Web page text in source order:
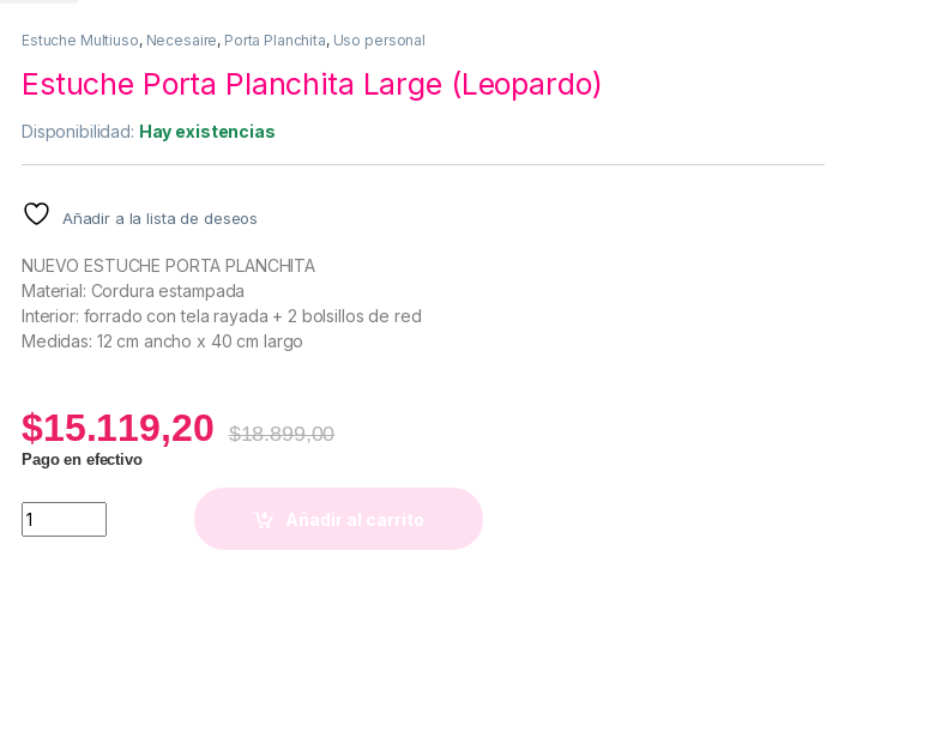
Estuche Multiuso, Necesaire, Porta Planchita, Uso personal
Estuche Porta Planchita Large (Leopardo)
Disponibilidad: Hay existencias
Añadir a la lista de deseos
NUEVO ESTUCHE PORTA PLANCHITA
Material: Cordura estampada
Interior: forrado con tela rayada + 2 bolsillos de red
Medidas: 12 cm ancho x 40 cm largo
$15.119,20 $18.899,00
Pago en efectivo
Estuche Porta Planchita Large (Leopardo) quantity
Añadir al carrito